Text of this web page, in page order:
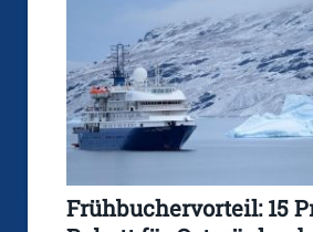
Frühbuchervorteil: 15